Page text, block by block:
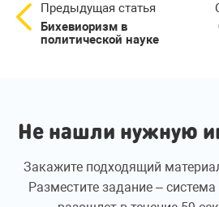
Предыдущая статья
Бихевиоризм в
политической науке
Не нашли нужную
Закажите подходящий
Разместите задание –